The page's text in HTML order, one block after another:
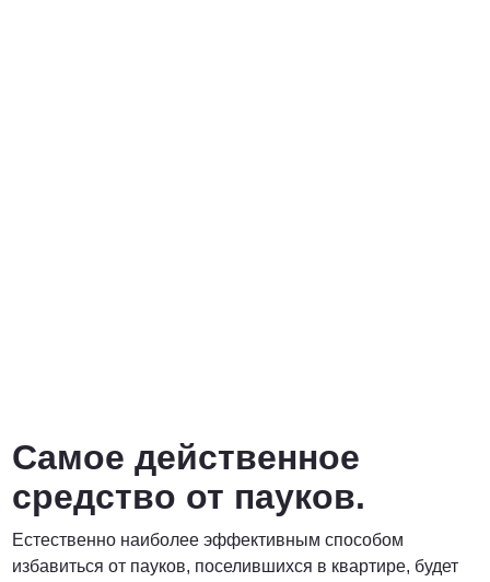
Самое действенное
средство от пауков.
Естественно наиболее эффективным способом
избавиться от пауков, поселившихся в квартире, будет